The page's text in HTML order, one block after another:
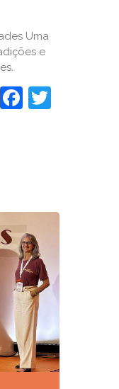
Uma
e